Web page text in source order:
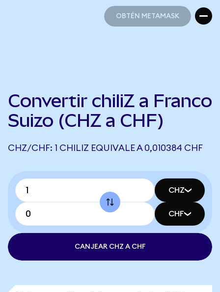
OBTÉN METAMASK
Convertir chiliZ a Franco
Suizo (CHZ a CHF)
CHZ/CHF: 1 CHILIZ EQUIVALE A 0,010384 CHF
CHZ
CHF
CANJEAR CHZ A CHF